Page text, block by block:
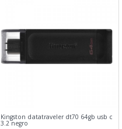
Kingston datatraveler dt70 64gb usb c
3.2 negro